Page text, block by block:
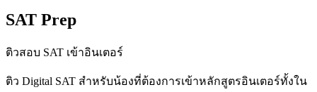
SAT Prep
ติวสอบ SAT เข้าอินเตอร์
ติว Digital SAT สำหรับน้องที่ต้องการเข้าหลักสูตรอินเตอร์ทั้งใน